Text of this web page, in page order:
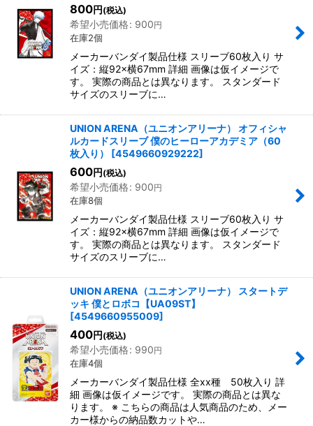
800円 (税込)
希望小売価格: 900円
在庫2個
メーカーバンダイ製品仕様 スリーブ60枚入り サ
イズ：縦92×横67mm 詳細 画像は仮イメージで
す。 実際の商品とは異なります。 スタンダード
サイズのスリーブに…
UNION ARENA（ユニオンアリーナ） オフィシャ
ルカードスリーブ 僕のヒーローアカデミア（60
枚入り）
[4549660929222]
600円 (税込)
希望小売価格: 900円
在庫8個
メーカーバンダイ製品仕様 スリーブ60枚入り サ
イズ：縦92×横67mm 詳細 画像は仮イメージで
す。 実際の商品とは異なります。 スタンダード
サイズのスリーブに…
UNION ARENA（ユニオンアリーナ） スタートデ
ッキ 僕とロボコ【UA09ST】
[4549660955009]
400円 (税込)
希望小売価格: 990円
在庫4個
メーカーバンダイ製品仕様 全xx種 50枚入り 詳
細 画像は仮イメージです。 実際の商品とは異な
ります。 ※ こちらの商品は人気商品のため、メー
カー様からの納品数カットや…